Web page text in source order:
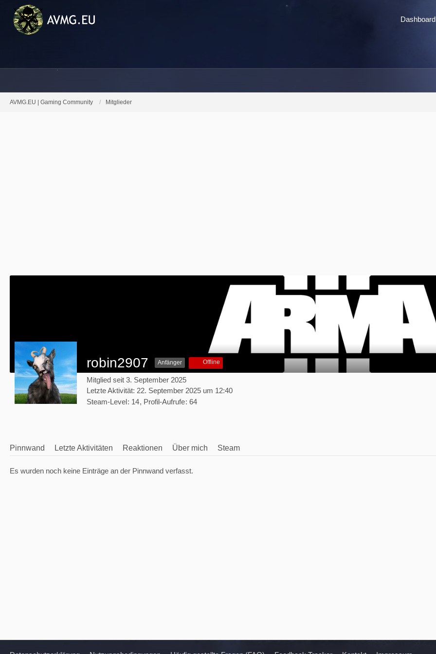
Dashboard
AVMG.EU | Gaming Community Mitglieder
robin2907 Anfänger Offline
Mitglied seit 3. September 2025
Letzte Aktivität: 22. September 2025 um 12:40
Steam-Level 14 Profil-Aufrufe 64
Pinnwand Letzte Aktivitäten Reaktionen Über mich Steam
Es wurden noch keine Einträge an der Pinnwand verfasst.